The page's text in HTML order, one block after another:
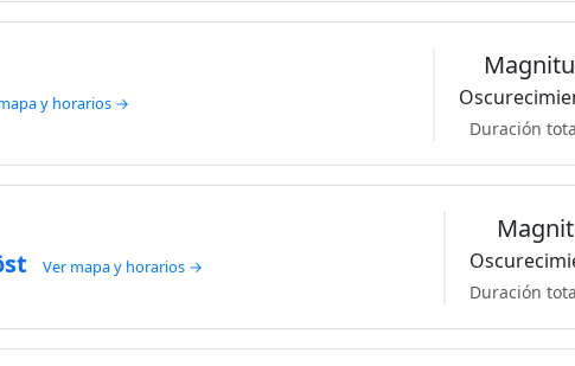
y horarios →
Duración
Ver mapa y horarios →
Duración